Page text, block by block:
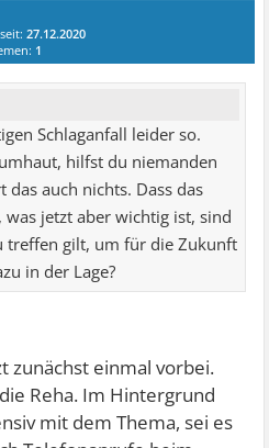
seit:27.12.2020
1
Schlaganfall leider so.
hilfst du niemanden
das auch nichts. Dass das
was jetzt aber wichtig ist, sind
treffen gilt, um für die Zukunft
in der Lage?
zunächst einmal vorbei.
Reha. Im Hintergrund
mit dem Thema, sei es